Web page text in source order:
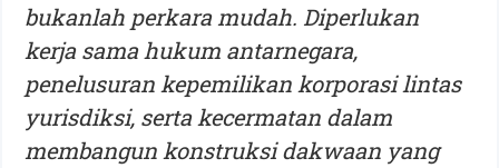
bukanlah perkara mudah. Diperlukan
kerja sama hukum antarnegara,
penelusuran kepemilikan korporasi lintas
yurisdiksi, serta kecermatan dalam
membangun konstruksi dakwaan yang